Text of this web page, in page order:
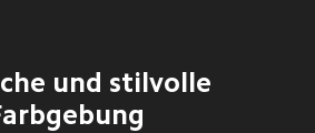
und stilvolle